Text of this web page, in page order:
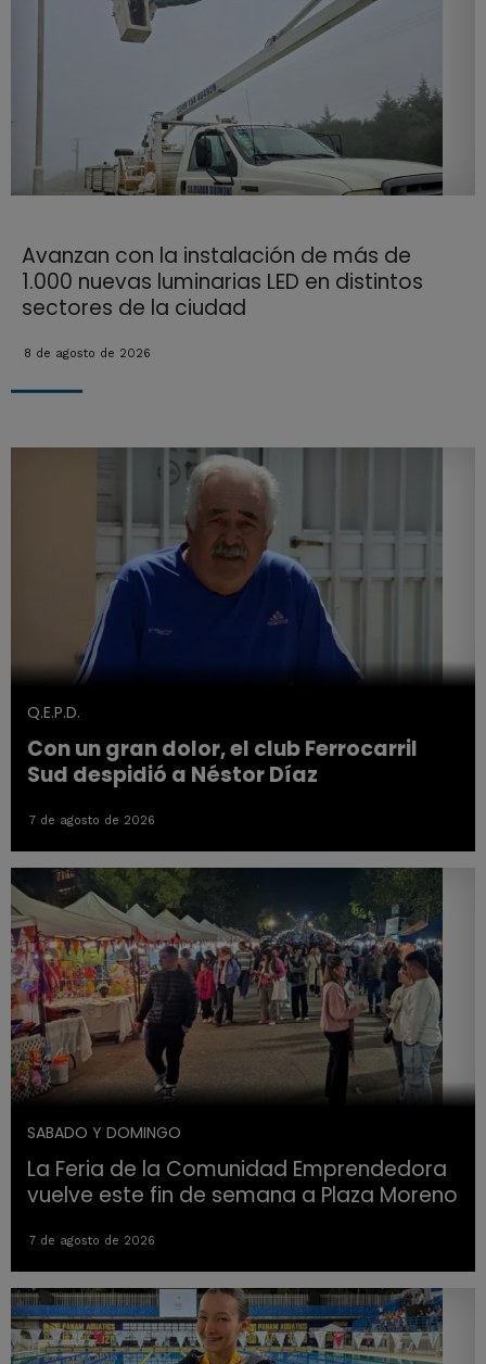
Avanzan con la instalación de más de
1.000 nuevas luminarias LED en distintos
sectores de la ciudad
8 de agosto de 2026
Q.E.P.D.
Con un gran dolor, el club Ferrocarril
Sud despidió a Néstor Díaz
7 de agosto de 2026
SABADO Y DOMINGO
La Feria de la Comunidad Emprendedora
vuelve este fin de semana a Plaza Moreno
7 de agosto de 2026